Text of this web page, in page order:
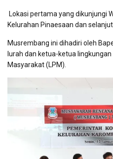
Lokasi pertama yang dikunjungi
Kelurahan Pinaesaan dan
Musrembang ini dihadiri oleh
lurah dan ketua-ketua
Masyarakat (LPM).